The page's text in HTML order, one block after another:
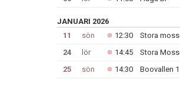
JANUARI 2026
11
sön 12:30 Stora
24
lör 14:45 Stora
25
sön 14:30 Boovallen 1